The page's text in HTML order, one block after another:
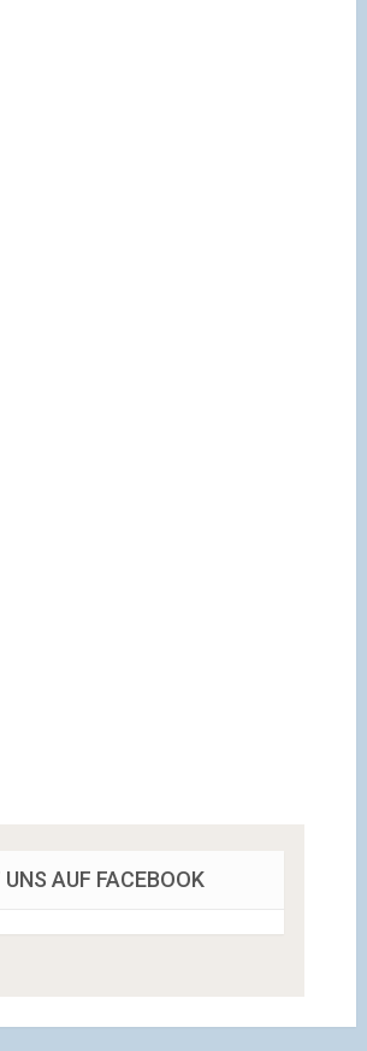
AUF FACEBOOK